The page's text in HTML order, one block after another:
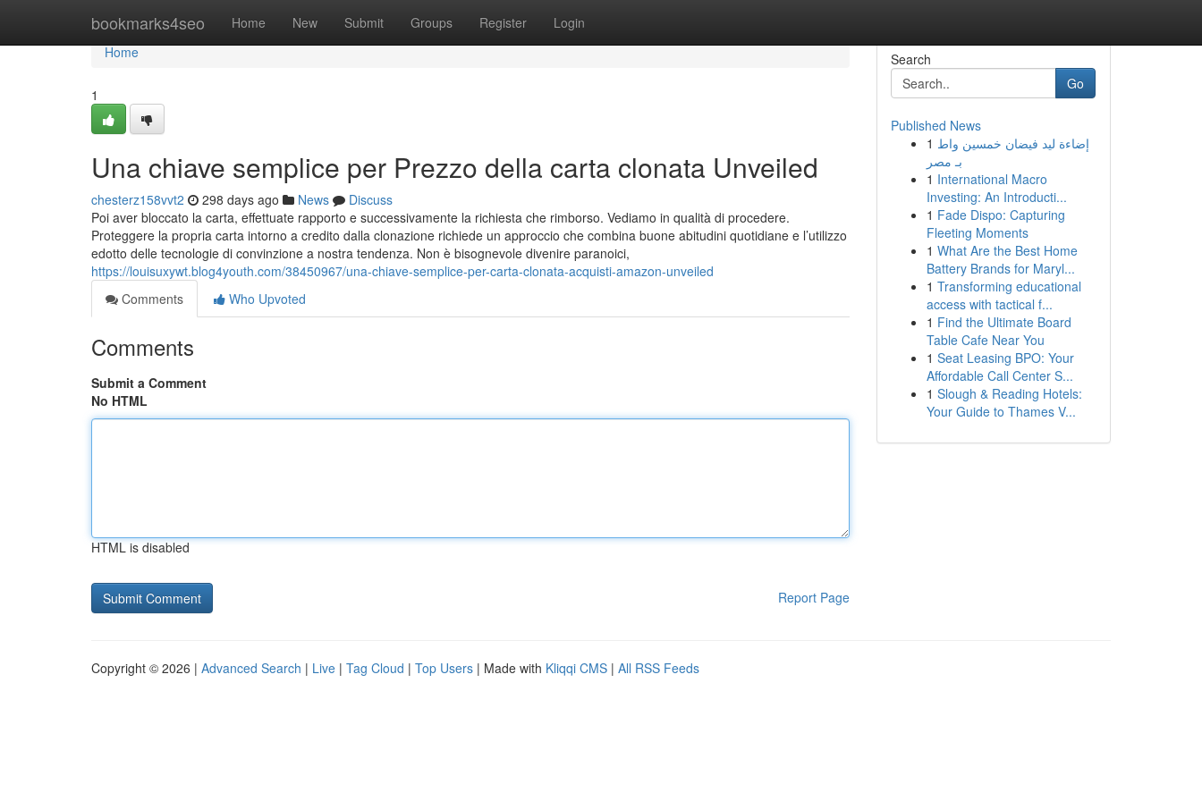
bookmarks4seo Home New Submit Groups Register Login
Home
Home
1
Una chiave semplice per Prezzo della carta clonata Unveiled
chesterz158vvt2 298 days ago News
Discuss
Poi aver bloccato la carta, effettuate rapporto e successivamente la richiesta che rimborso. Vediamo in qualità di procedere.
Proteggere la propria carta intorno a credito dalla clonazione richiede un approccio che combina buone abitudini quotidiane e l’utilizzo
edotto delle tecnologie di convinzione a nostra tendenza. Non è bisognevole divenire paranoici,
https://louisuxywt.blog4youth.com/38450967/una-chiave-semplice-per-carta-clonata-acquisti-amazon-unveiled
Comments
Who Upvoted
Comments
Submit a Comment
No HTML
HTML is disabled
Report Page
Search
Go
Published News
1 إضاءة ليد فيضان خمسين واط
بـ مصر
1 International Macro
Investing: An Introducti...
1 Fade Dispo: Capturing
Fleeting Moments
1 What Are the Best Home
Battery Brands for Maryl...
1 Transforming educational
access with tactical f...
1 Find the Ultimate Board
Table Cafe Near You
1 Seat Leasing BPO: Your
Affordable Call Center S...
1 Slough & Reading Hotels:
Your Guide to Thames V...
Copyright © 2026 | Advanced Search | Live | Tag Cloud | Top Users | Made with Kliqqi CMS | All RSS Feeds